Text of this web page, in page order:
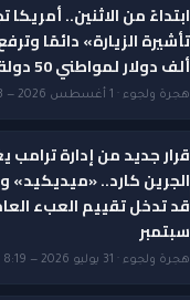
ابتداءً من الاثنين..
ألف دولار لمواطني 50 دولة
هجرة ولجوء · 1 أغسطس 2026 — 9:23 AM
قرار جديد من إدارة ترامب
الجرين كارد.. «ميديكيد»
سبتمبر
هجرة ولجوء · 31 يوليو 2026 — 8:19 AM